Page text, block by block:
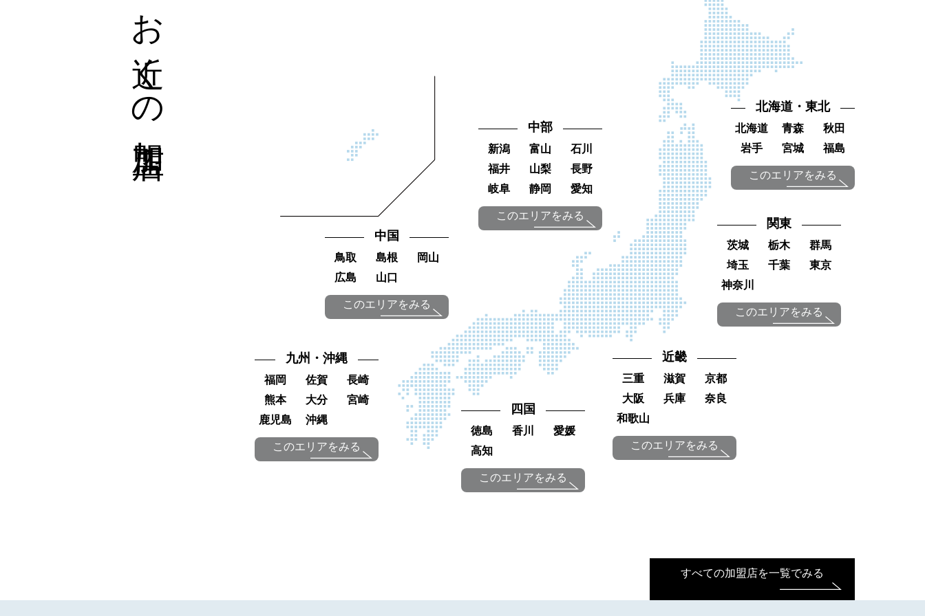
お近くの加盟店 北海道・東北
北海道 青森
秋田
岩手
宮城 福島
このエリアをみる
関東
茨城 栃木
群馬
埼玉
千葉
東京
神奈川
このエリアをみる
中部
新潟 富山
石川
福井
山梨
長野
岐阜
静岡 愛知
このエリアをみる
近畿
三重 滋賀
京都
大阪
兵庫
奈良
和歌山
このエリアをみる
中国
鳥取 島根
岡山
広島
山口
このエリアをみる
四国
徳島 香川
愛媛
高知
このエリアをみる
九州・沖縄
福岡 佐賀
長崎
熊本
大分
宮崎
鹿児島
沖縄
このエリアをみる
すべての加盟店を一覧でみる